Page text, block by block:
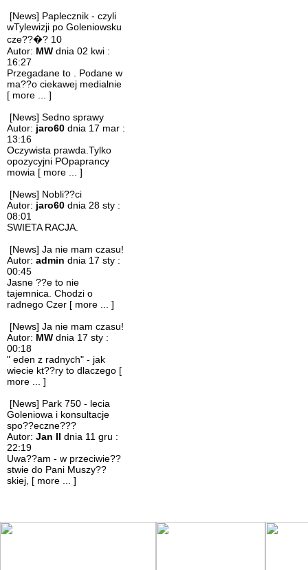
[News] Paplecznik - czyli
wTylewizji po Goleniowsku
cze??�? 10
Autor: MW dnia 02 kwi :
16:27
Przegadane to . Podane w
ma??o ciekawej medialnie
[ more ... ]
[News] Sedno sprawy
Autor: jaro60 dnia 17 mar :
13:16
Oczywista prawda.Tylko
opozycyjni POpaprancy
mowia [ more ... ]
[News] Nobli??ci
Autor: jaro60 dnia 28 sty :
08:01
SWIETA RACJA.
[News] Ja nie mam czasu!
Autor: admin dnia 17 sty :
00:45
Jasne ??e to nie
tajemnica. Chodzi o
radnego Czer [ more ... ]
[News] Ja nie mam czasu!
Autor: MW dnia 17 sty :
00:18
" eden z radnych" - jak
wiecie kt??ry to dlaczego [
more ... ]
[News] Park 750 - lecia
Goleniowa i konsultacje
spo??eczne???
Autor: Jan II dnia 11 gru :
22:19
Uwa??am - w przeciwie??
stwie do Pani Muszy??
skiej, [ more ... ]